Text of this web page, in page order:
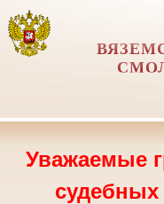
Уважаемые
судебных